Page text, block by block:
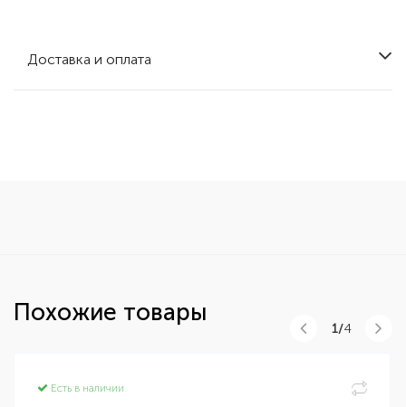
Доставка и оплата
Похожие товары
Есть в наличии
1/4